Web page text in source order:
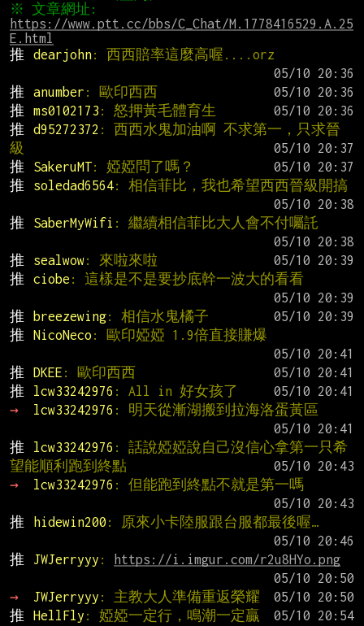
https://www.ptt.cc/bbs/C_Chat/M.1778416529.A.25
E.html
推
dearjohn: 西西賠率這麼高喔....orz
推
anumber : 歐印西西
推
ms0102173 : 怒押黃毛體育生
推
d95272372 : 西西水鬼加油啊 不求第一，只求晉
級
推
SakeruMT: 婭婭問了嗎？
推
soledad6564: 相信菲比，我也希望西西晉級開搞
推
SaberMyWifi : 繼續相信菲比大人會不付囑託
推
sealwow: 來啦來啦
推
ciobe : 這樣是不是要抄底幹一波大的看看
推
breezewing: 相信水鬼橘子
推
NicoNeco : 歐印婭婭 1.9倍直接賺爆
推
DKEE : 歐印西西
推
lcw33242976 : All in 好女孩了
→
lcw33242976 : 明天從漸湖搬到拉海洛蛋黃區
推
lcw33242976 : 話說婭婭說自己沒信心拿第一只希
望能順利跑到終點
→
lcw33242976 : 但能跑到終點不就是第一嗎
推
hidewin200 : 原來小卡陸服跟台服都最後喔…
推
JWJerryyy :
https://i.imgur.com/r2u8HYo.png
→
JWJerryyy : 主教大人準備重返榮耀
推
HellFly : 婭婭一定行，鳴潮一定贏